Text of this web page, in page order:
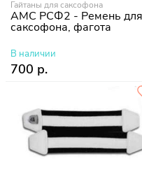
Гайтаны для саксофона
АМС РСФ2 - Ремень для
саксофона, фагота
В наличии
700 р.